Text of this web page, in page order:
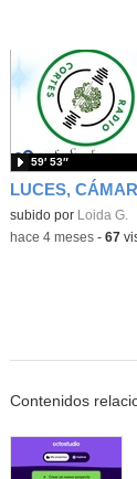
Contenido educativo.
subido por Loida G.
59′ 53″
-hace 4 meses- 67
Contenidos